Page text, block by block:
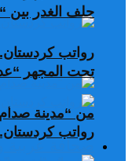
رواتب
من “مدينة
صحافة عربية
حلف الغدر بين
تحت المجهر
رواتب